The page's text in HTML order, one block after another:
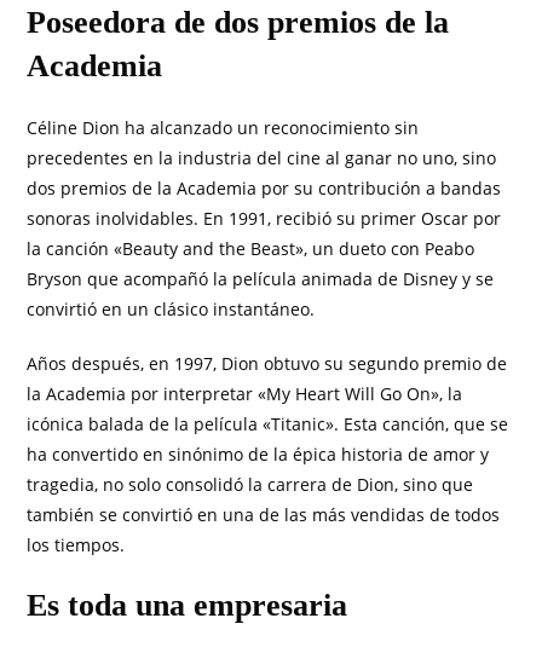
Poseedora de dos premios de la
Academia
Céline Dion ha alcanzado un reconocimiento sin
precedentes en la industria del cine al ganar no uno, sino
dos premios de la Academia por su contribución a bandas
sonoras inolvidables. En 1991, recibió su primer Oscar por
la canción «Beauty and the Beast», un dueto con Peabo
Bryson que acompañó la película animada de Disney y se
convirtió en un clásico instantáneo.
Años después, en 1997, Dion obtuvo su segundo premio de
la Academia por interpretar «My Heart Will Go On», la
icónica balada de la película «Titanic». Esta canción, que se
ha convertido en sinónimo de la épica historia de amor y
tragedia, no solo consolidó la carrera de Dion, sino que
también se convirtió en una de las más vendidas de todos
los tiempos.
Es toda una empresaria